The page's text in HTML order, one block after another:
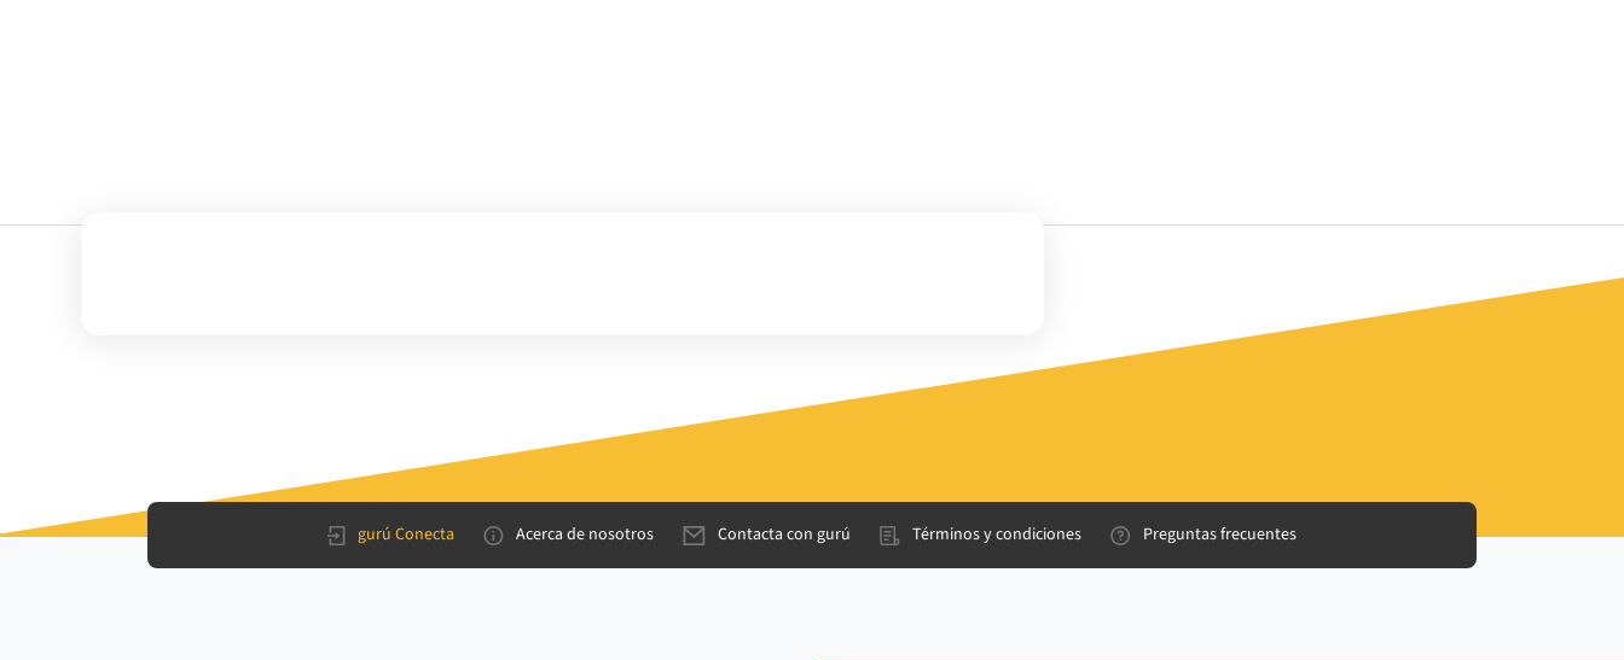
gurú Conecta Acerca de nosotros Contacta con gurú Términos y condiciones Preguntas frecuentes